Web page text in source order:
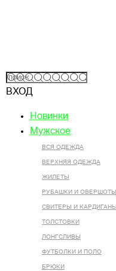
ВХОД
Новинки
Мужское
ВСЯ ОДЕЖДА
ВЕРХНЯЯ ОДЕЖДА
ЖИЛЕТЫ
РУБАШКИ И ОВЕРШОТЫ
СВИТЕРЫ И КАРДИГАНЫ
ТОЛСТОВКИ
ЛОНГСЛИВЫ
ФУТБОЛКИ И ПОЛО
БРЮКИ